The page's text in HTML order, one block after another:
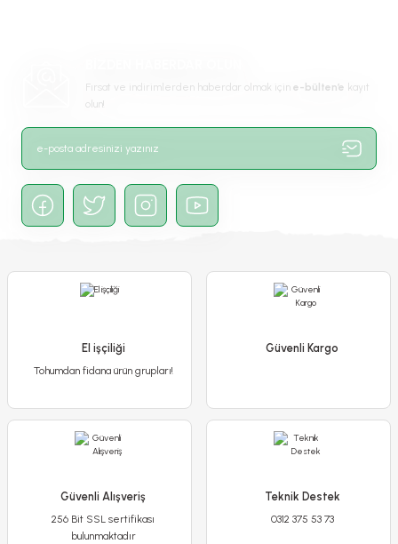
Gönder
450,00 TL
Sepete Ekle
Fırsat ve indirimlerden haberdar olmak için e-bülten’e kayıt
olun!
El işçiliği
Tohumdan fidana ürün grupları!
Güvenli Kargo
Güvenli Alışveriş
256 Bit SSL sertifikası
bulunmaktadır
Teknik Destek
0312 375 53 73